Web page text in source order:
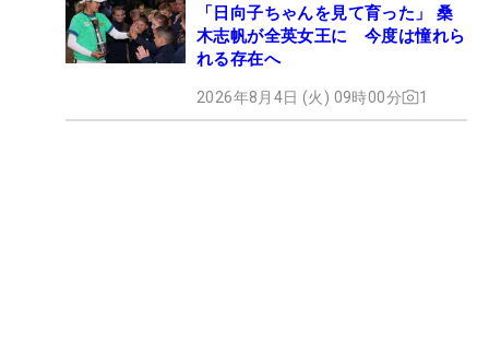
「日向子ちゃんを見て育った」 桑
木志帆が全英女王に 今度は憧れら
れる存在へ
2026年8月4日 (火) 09時00分 1